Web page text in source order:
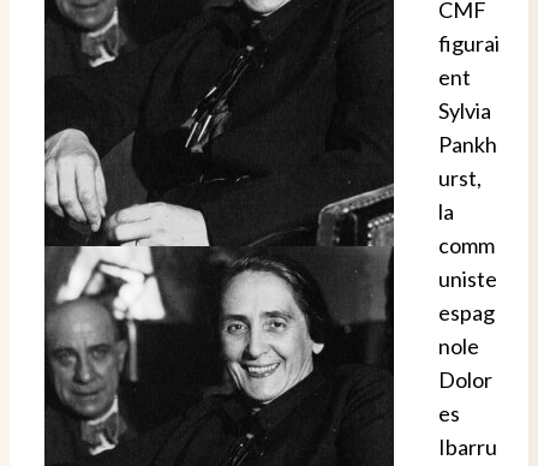
CMF
figurai
ent
Sylvia
Pankh
urst,
la
comm
uniste
espag
nole
Dolor
es
Ibarru